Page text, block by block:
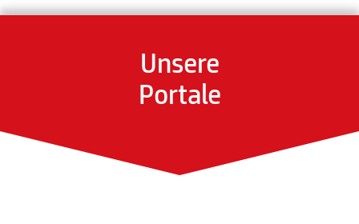
Unsere
Portale